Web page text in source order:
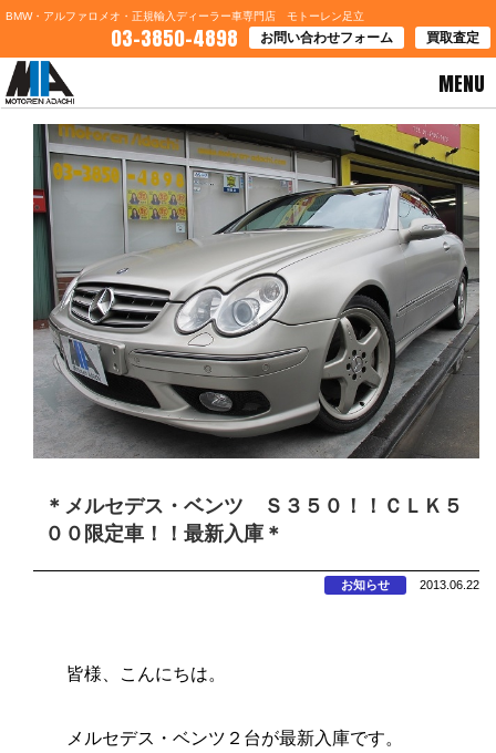
BMW・アルファロメオ・正規輸入ディーラー車専門店 モトーレン足立
03-3850-4898 お問い合わせフォーム 買取査定
MENU
HOME>お知らせ
＊メルセデス・ベンツ Ｓ３５０！！ＣＬＫ５
００限定車！！最新入庫＊
お知らせ 2013.06.22
皆様、こんにちは。
メルセデス・ベンツ２台が最新入庫です。